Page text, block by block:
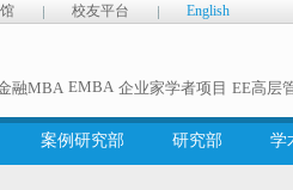
校友平台 English
融MBA EMBA 企业家学者项目 EE高层
案例研究部 研究部 学